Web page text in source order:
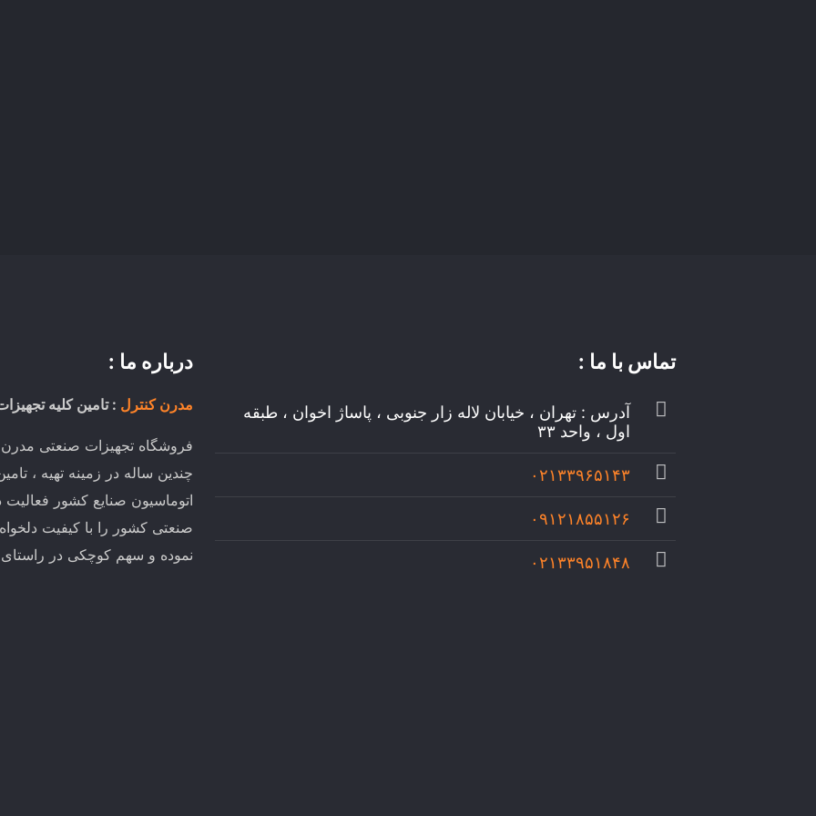
تماس با ما :
آدرس : تهران ، خیابان لاله زار جنوبی ، پاساژ اخوان ، طبقه
اول ، واحد ۳۳
۰۲۱۳۳۹۶۵۱۴۳
۰۹۱۲۱۸۵۵۱۲۶
۰۲۱۳۳۹۵۱۸۴۸
درباره ما :
مدرن کنترل : تامین کلیه
فروشگاه تجهیزات صنعتی مدرن
چندین ساله در زمینه تهیه ،
اتوماسیون صنایع کشور فعالیت
صنعتی کشور را با کیفیت
نموده و سهم کوچکی در راستای